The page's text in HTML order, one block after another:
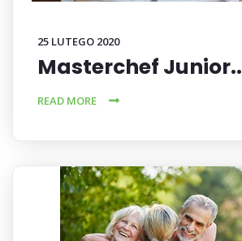
25 LUTEGO 2020
Masterchef Junior..
READ MORE